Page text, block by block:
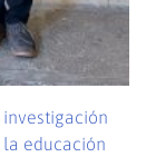
educación